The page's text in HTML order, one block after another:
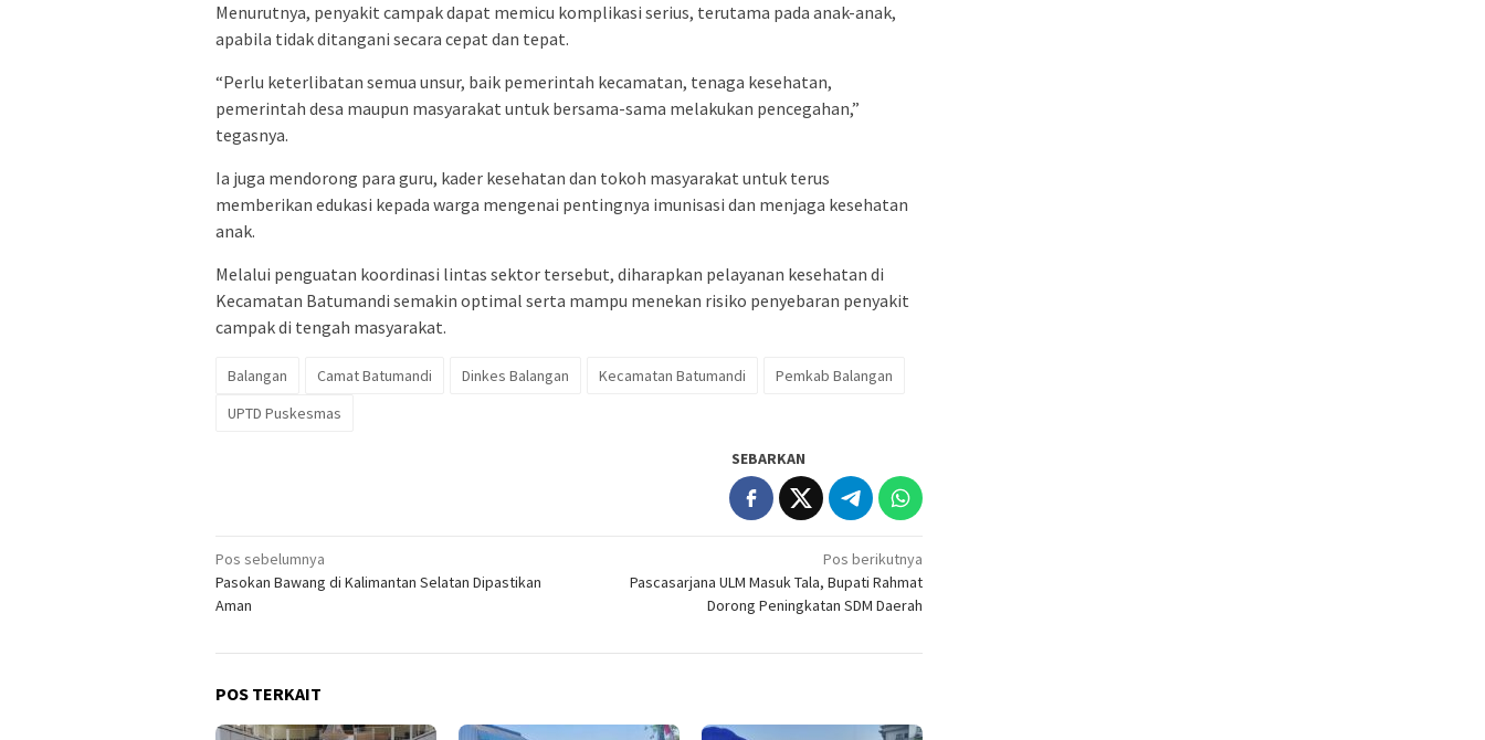
Menurutnya, penyakit campak dapat memicu komplikasi serius, terutama pada anak-anak,
apabila tidak ditangani secara cepat dan tepat.
“Perlu keterlibatan semua unsur, baik pemerintah kecamatan, tenaga kesehatan,
pemerintah desa maupun masyarakat untuk bersama-sama melakukan pencegahan,”
tegasnya.
Ia juga mendorong para guru, kader kesehatan dan tokoh masyarakat untuk terus
memberikan edukasi kepada warga mengenai pentingnya imunisasi dan menjaga kesehatan
anak.
Melalui penguatan koordinasi lintas sektor tersebut, diharapkan pelayanan kesehatan di
Kecamatan Batumandi semakin optimal serta mampu menekan risiko penyebaran penyakit
campak di tengah masyarakat.
Balangan Camat Batumandi Dinkes Balangan Kecamatan Batumandi
Pemkab Balangan
UPTD Puskesmas
SEBARKAN
Navigasi
pos
Pos sebelumnya
Pasokan Bawang di Kalimantan Selatan Dipastikan
Aman
Pos berikutnya
Pascasarjana ULM Masuk Tala, Bupati Rahmat
Dorong Peningkatan SDM Daerah
POS TERKAIT